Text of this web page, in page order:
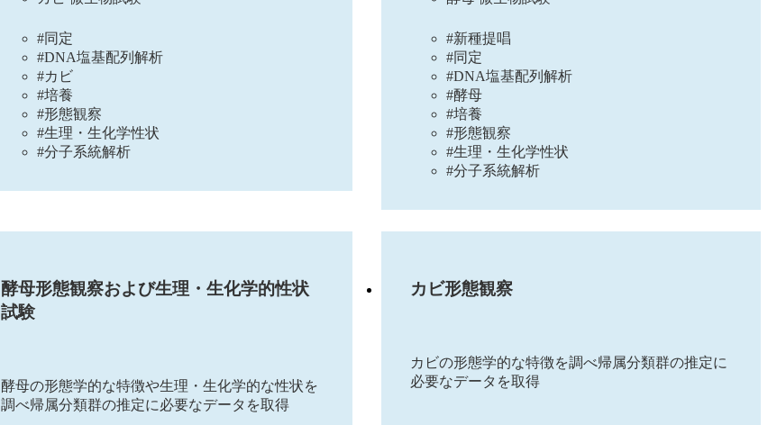
#同定
#DNA塩基配列解析
#カビ
#培養
#形態観察
#生理・生化学性状
#分子系統解析
#新種提唱
#同定
#DNA塩基配列解析
#酵母
#培養
#形態観察
#生理・生化学性状
#分子系統解析
酵母形態観察および生理・生化学的性状
試験
酵母の形態学的な特徴や生理・生化学的な性状を
調べ帰属分類群の推定に必要なデータを取得
カビ形態観察
カビの形態学的な特徴を調べ帰属分類群の推定に
必要なデータを取得